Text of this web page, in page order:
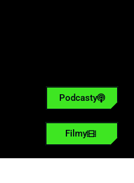
Podcasty
Filmy